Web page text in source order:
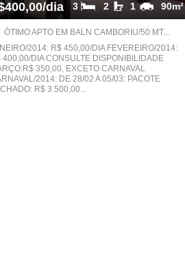
dia 90m²
1
2
3
ÓTIMO APTO EM BALN CAMBORIU/50 MT...
2014: R$ 450,00/DIA FEVEREIRO/2014:
400,00/DIA CONSULTE DISPONIBILIDADE
350,00, EXCETO CARNAVAL
2014: DE 28/02 A 05/03: PACOTE
R$ 3.500,00...